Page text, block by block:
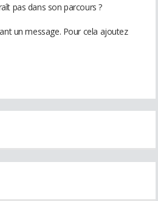
pas dans son parcours ?
un message. Pour cela ajoutez